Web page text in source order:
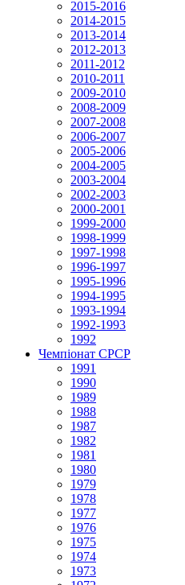
2015-2016
2014-2015
2013-2014
2012-2013
2011-2012
2010-2011
2009-2010
2008-2009
2007-2008
2006-2007
2005-2006
2004-2005
2003-2004
2002-2003
2000-2001
1999-2000
1998-1999
1997-1998
1996-1997
1995-1996
1994-1995
1993-1994
1992-1993
1992
Чемпіонат СРСР
1991
1990
1989
1988
1987
1982
1981
1980
1979
1978
1977
1976
1975
1974
1973